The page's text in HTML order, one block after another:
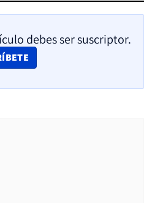
debes ser suscriptor.
IN NEW WINDOW